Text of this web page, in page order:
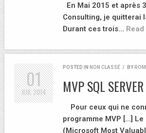
En Mai 2015 et après
Consulting, je quitterai
Durant ces trois… Read
POSTED IN NON CLASSÉ / BY
MVP SQL
Pour ceux qui ne
programme MVP […] Le
(Microsoft Most
01
JUIL2014